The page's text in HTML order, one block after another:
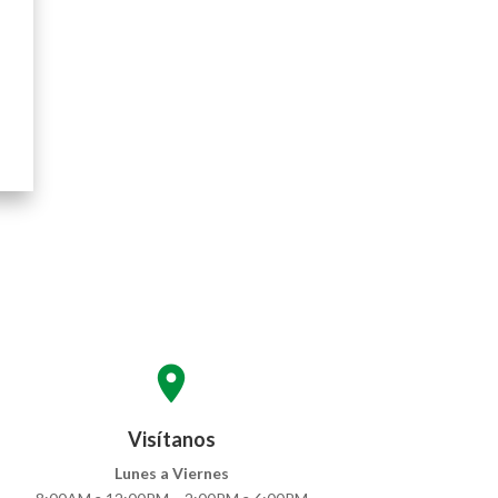
location_on
Visítanos
Lunes a Viernes